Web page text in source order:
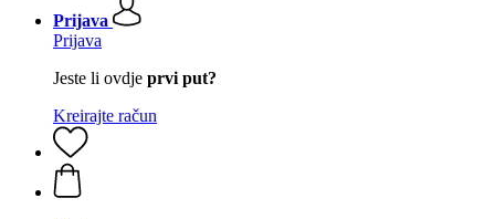
Prijava
Prijava
Jeste li ovdje prvi put?
Kreirajte račun